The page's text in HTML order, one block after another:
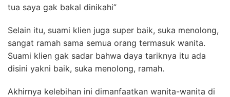
tua saya gak bakal dinikahi”
Selain itu, suami klien juga super baik, suka menolong,
sangat ramah sama semua orang termasuk wanita.
Suami klien gak sadar bahwa daya tariknya itu ada
disini yakni baik, suka menolong, ramah.
Akhirnya kelebihan ini dimanfaatkan wanita-wanita di